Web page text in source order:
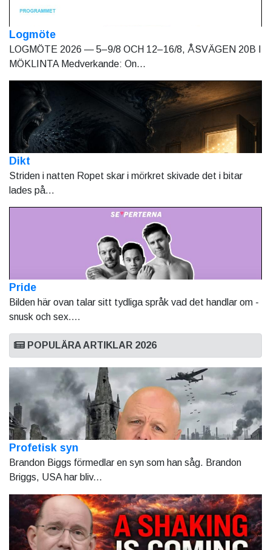
Logmöte
LOGMÖTE 2026 — 5–9/8 OCH 12–16/8, ÅSVÄGEN 20B I
MÖKLINTA Medverkande: On...
Dikt
Striden i natten Ropet skar i mörkret skivade det i bitar
lades på...
Pride
Bilden här ovan talar sitt tydliga språk vad det handlar om -
snusk och sex....
POPULÄRA ARTIKLAR 2026
Profetisk syn
Brandon Biggs förmedlar en syn som han såg. Brandon
Briggs, USA har bliv...